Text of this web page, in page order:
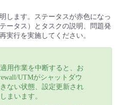
します。ステータスが赤色になっ
ータス）とタスクの説明、問題発
実行を実施してください。
用作業を中断すると、お
UTMがシャットダウ
ない状態、設定更新され
まいます。